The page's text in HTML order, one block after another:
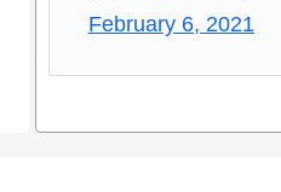
February 6, 2021